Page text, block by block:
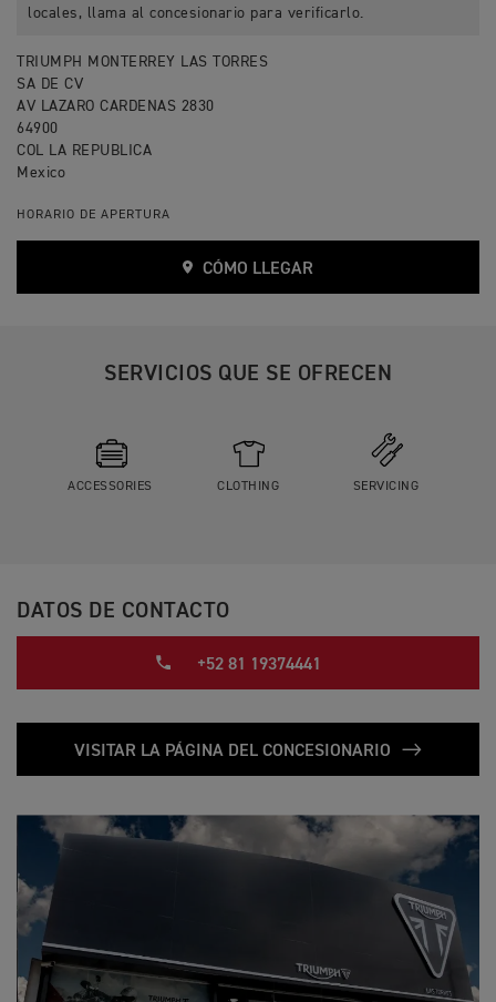
locales, llama al concesionario para verificarlo.
TRIUMPH MONTERREY LAS TORRES
SA DE CV
AV LAZARO CARDENAS 2830
64900
COL LA REPUBLICA
Mexico
HORARIO DE APERTURA
CÓMO LLEGAR
SERVICIOS QUE SE OFRECEN
ACCESSORIES CLOTHING SERVICING
DATOS DE CONTACTO
+52 81 19374441
VISITAR LA PÁGINA DEL CONCESIONARIO